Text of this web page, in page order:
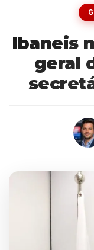
Ibaneis
geral